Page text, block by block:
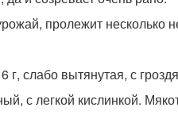
пролежит несколько
г, слабо вытянутая, с
с легкой кислинкой.